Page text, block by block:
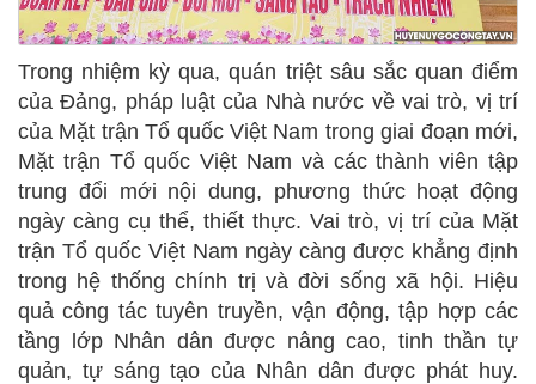
Trong nhiệm kỳ qua, quán triệt sâu sắc quan điểm
của Đảng, pháp luật của Nhà nước về vai trò, vị trí
của Mặt trận Tổ quốc Việt Nam trong giai đoạn mới,
Mặt trận Tổ quốc Việt Nam và các thành viên tập
trung đổi mới nội dung, phương thức hoạt động
ngày càng cụ thể, thiết thực. Vai trò, vị trí của Mặt
trận Tổ quốc Việt Nam ngày càng được khẳng định
trong hệ thống chính trị và đời sống xã hội. Hiệu
quả công tác tuyên truyền, vận động, tập hợp các
tầng lớp Nhân dân được nâng cao, tinh thần tự
quản, tự sáng tạo của Nhân dân được phát huy.